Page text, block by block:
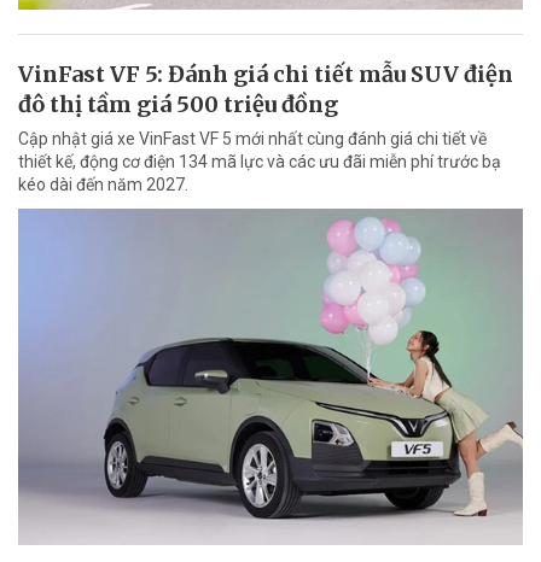
VinFast VF 5: Đánh giá chi tiết mẫu SUV điện
đô thị tầm giá 500 triệu đồng
Cập nhật giá xe VinFast VF 5 mới nhất cùng đánh giá chi tiết về
thiết kế, động cơ điện 134 mã lực và các ưu đãi miễn phí trước bạ
kéo dài đến năm 2027.